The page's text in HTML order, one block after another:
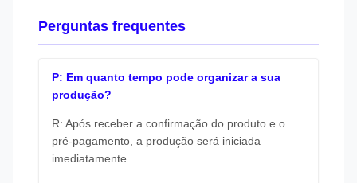
Perguntas frequentes
P: Em quanto tempo pode organizar a sua
produção?
R: Após receber a confirmação do produto e o
pré-pagamento, a produção será iniciada
imediatamente.